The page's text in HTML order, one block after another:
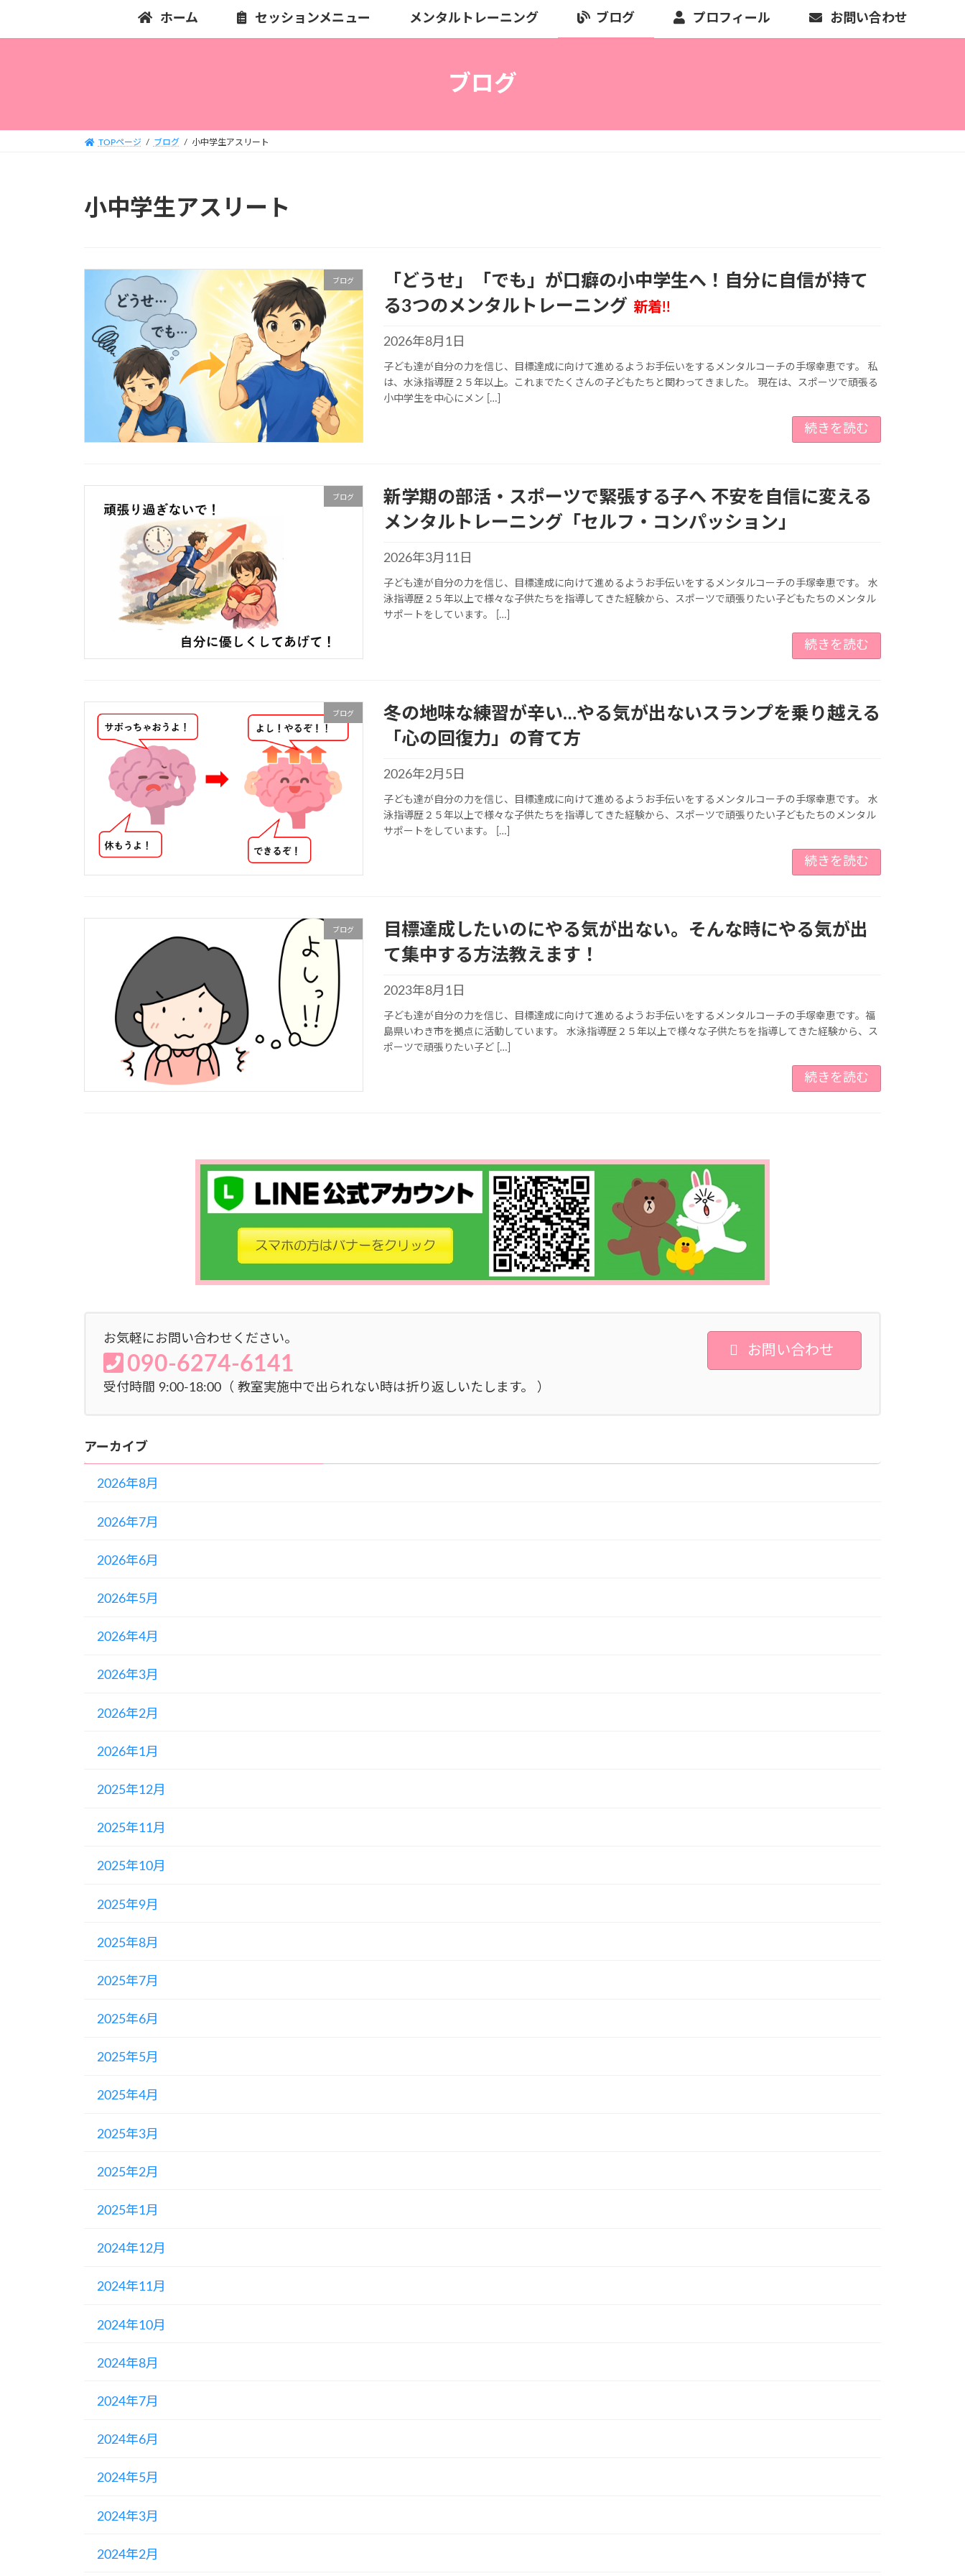
キ
に
ホーム セッションメニュー メンタルトレーニング ブログ プロフィール お問い合わせ
ブログ
TOPページ ブログ 小中学生アスリート
小中学生アスリート
ブログ
「どうせ」「でも」が口癖の小中学生へ！自分に自信が持て
る3つのメンタルトレーニング 新着!!
2026年8月1日
子ども達が自分の力を信じ、目標達成に向けて進めるようお手伝いをするメンタルコーチの手塚幸恵です。 私
は、水泳指導歴２５年以上。これまでたくさんの子どもたちと関わってきました。 現在は、スポーツで頑張る
小中学生を中心にメン […]
続きを読む
ブログ
新学期の部活・スポーツで緊張する子へ 不安を自信に変える
メンタルトレーニング「セルフ・コンパッション」
2026年3月11日
子ども達が自分の力を信じ、目標達成に向けて進めるようお手伝いをするメンタルコーチの手塚幸恵です。 水
泳指導歴２５年以上で様々な子供たちを指導してきた経験から、スポーツで頑張りたい子どもたちのメンタル
サポートをしています。 […]
続きを読む
ブログ
冬の地味な練習が辛い…やる気が出ないスランプを乗り越える
「心の回復力」の育て方
2026年2月5日
子ども達が自分の力を信じ、目標達成に向けて進めるようお手伝いをするメンタルコーチの手塚幸恵です。 水
泳指導歴２５年以上で様々な子供たちを指導してきた経験から、スポーツで頑張りたい子どもたちのメンタル
サポートをしています。 […]
続きを読む
ブログ
目標達成したいのにやる気が出ない。そんな時にやる気が出
て集中する方法教えます！
2023年8月1日
子ども達が自分の力を信じ、目標達成に向けて進めるようお手伝いをするメンタルコーチの手塚幸恵です。福
島県いわき市を拠点に活動しています。 水泳指導歴２５年以上で様々な子供たちを指導してきた経験から、ス
ポーツで頑張りたい子ど […]
続きを読む
お気軽にお問い合わせください。
090-6274-6141
受付時間 9:00-18:00（ 教室実施中で出られない時は折り返しいたします。 ）
お問い合わせ
アーカイブ
2026年8月
2026年7月
2026年6月
2026年5月
2026年4月
2026年3月
2026年2月
2026年1月
2025年12月
2025年11月
2025年10月
2025年9月
2025年8月
2025年7月
2025年6月
2025年5月
2025年4月
2025年3月
2025年2月
2025年1月
2024年12月
2024年11月
2024年10月
2024年8月
2024年7月
2024年6月
2024年5月
2024年3月
2024年2月